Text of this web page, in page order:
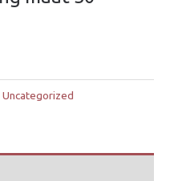
Uncategorized